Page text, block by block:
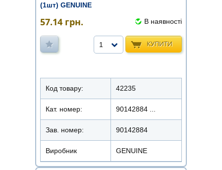
(1шт) GENUINE
57.14 грн. В наявності
КУПИТИ
1
Код товару: 42235
Кат. номер: 90142884 ...
Зав. номер: 90142884
Виробник GENUINE